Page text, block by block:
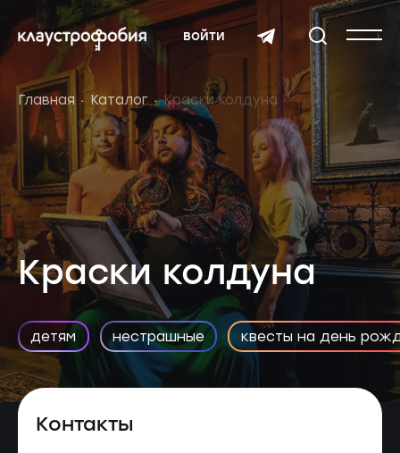
войти
Главная Каталог Краски колдуна
Краски колдуна
детям нестрашные квесты на день
Контакты